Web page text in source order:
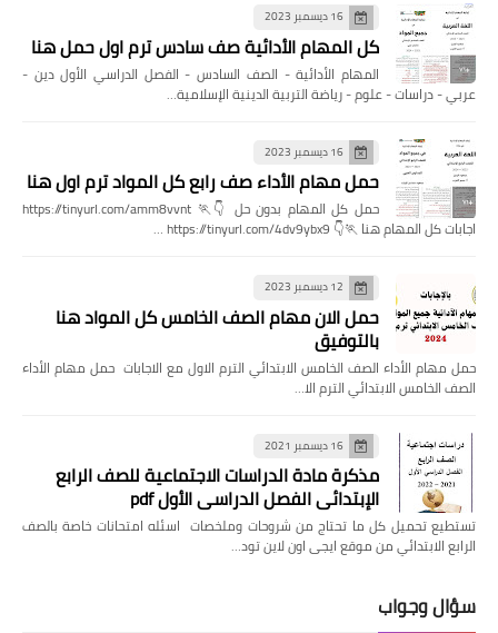
16 ديسمبر 2023
كل المهام الأدائية صف سادس ترم اول حمل هنا
المهام الأدائية - الصف السادس - الفصل الدراسي الأول دين -
عربي - دراسات - علوم - رياضة التربية الدينية الإسلامية…
16 ديسمبر 2023
حمل مهام الأداء صف رابع كل المواد ترم اول هنا
حمل كل المهام بدون حل 👇🏃 https://tinyurl.com/amm8vvnt
اجابات كل المهام هنا 🏃👇 https://tinyurl.com/4dv9ybx9 …
12 ديسمبر 2023
حمل الان مهام الصف الخامس كل المواد هنا
بالتوفيق
حمل مهام الأداء الصف الخامس الابتدائي الترم الاول مع الاجابات حمل مهام الأداء
الصف الخامس الابتدائي الترم الا…
16 ديسمبر 2021
مذكرة مادة الدراسات الاجتماعية للصف الرابع
الإبتدائي الفصل الدراسي الأول pdf
تستطيع تحميل كل ما تحتاج من شروحات وملخصات اسئله امتحانات خاصة بالصف
الرابع الابتدائي من موقع ايجى اون لاين تود…
سؤال وجواب